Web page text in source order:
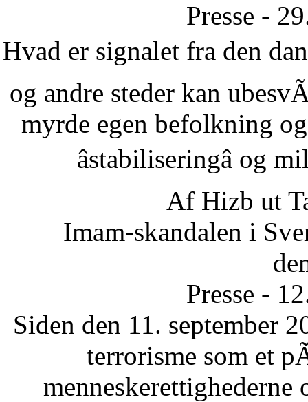
Presse -
Hvad er signalet fra den
og andre steder kan
myrde egen befolkning
âstabiliseringâ
Af Hizb ut
Imam-skandalen i
Presse -
Siden den 11. september
terrorisme som et